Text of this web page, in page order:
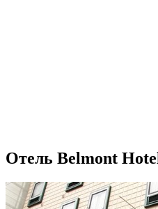
Отель Belmont